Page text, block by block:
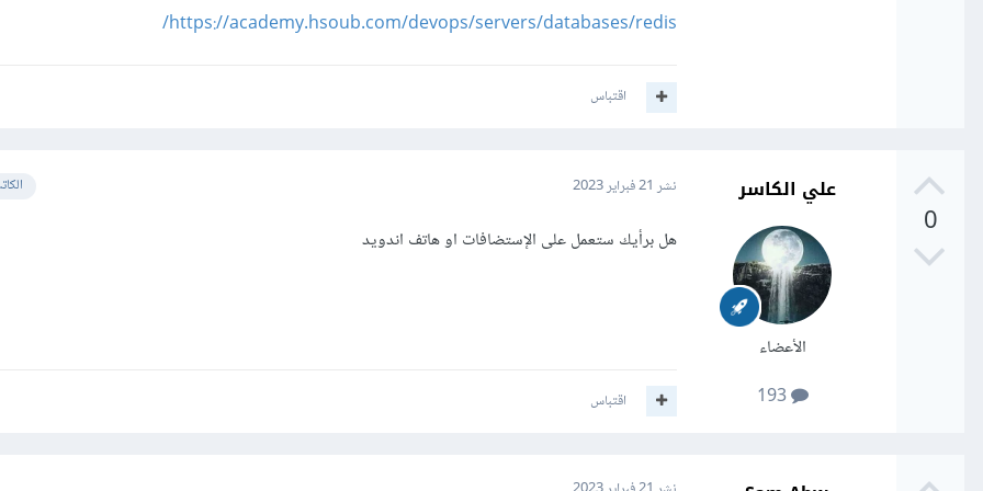
https://academy.hsoub.com/devops/servers/databases/redis/
اقتباس
0
علي الكاسر
الأعضاء
193
نشر 21 فبراير 2023
هل برأيك ستعمل على الإستضافات او هاتف اندويد
اقتباس